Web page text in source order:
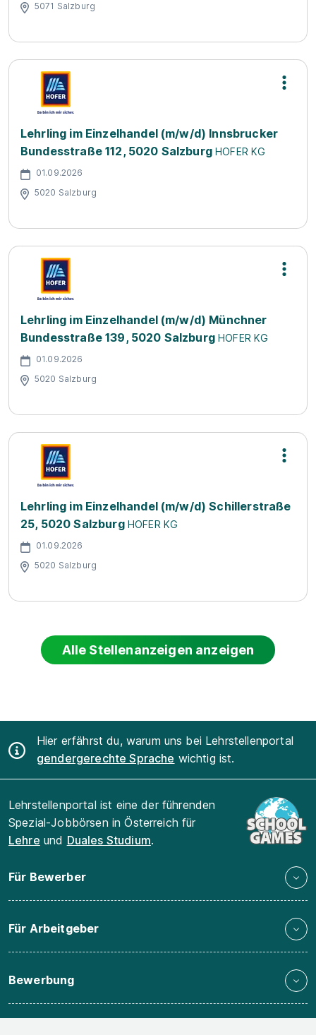
5071 Salzburg
Lehrling im Einzelhandel (m/w/d) Innsbrucker
Bundesstraße 112, 5020 Salzburg HOFER KG
01.09.2026
5020 Salzburg
Lehrling im Einzelhandel (m/w/d) Münchner
Bundesstraße 139, 5020 Salzburg HOFER KG
01.09.2026
5020 Salzburg
Lehrling im Einzelhandel (m/w/d) Schillerstraße
25, 5020 Salzburg HOFER KG
01.09.2026
5020 Salzburg
Alle Stellenanzeigen anzeigen
Hier erfährst du, warum uns bei Lehrstellenportal
gendergerechte Sprache wichtig ist.
Lehrstellenportal ist eine der führenden
Spezial-Jobbörsen in Österreich für
Lehre und Duales Studium.
Für Bewerber
Für Arbeitgeber
Bewerbung